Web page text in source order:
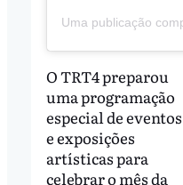
O TRT4 preparou
uma programação
especial de eventos
e exposições
artísticas para
celebrar o mês da